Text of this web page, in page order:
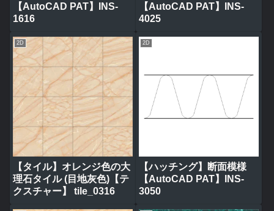
【AutoCAD PAT】INS-
1616
【AutoCAD PAT】INS-
4025
2D
【タイル】オレンジ色の大
理石タイル (目地灰色)【テ
クスチャー】 tile_0316
2D
【ハッチング】断面模様
【AutoCAD PAT】INS-
3050